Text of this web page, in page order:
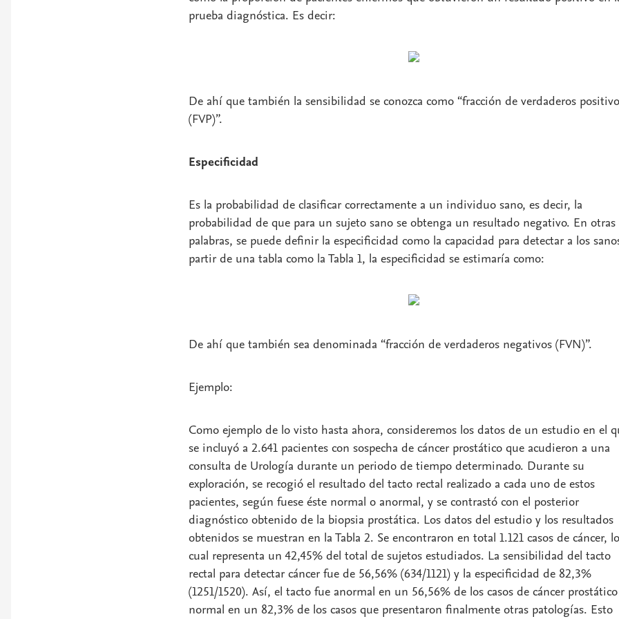
prueba diagnóstica. Es decir:
De ahí que también la sensibilidad se conozca como “fracción de verdaderos
(FVP)”.
Especificidad
Es la probabilidad de clasificar correctamente a un individuo sano, es decir, la
probabilidad de que para un sujeto sano se obtenga un resultado negativo. En otras
palabras, se puede definir la especificidad como la capacidad para detectar a los
partir de una tabla como la Tabla 1, la especificidad se estimaría como:
De ahí que también sea denominada “fracción de verdaderos negativos (FVN)”.
Ejemplo:
Como ejemplo de lo visto hasta ahora, consideremos los datos de un estudio en el
se incluyó a 2.641 pacientes con sospecha de cáncer prostático que acudieron a una
consulta de Urología durante un periodo de tiempo determinado. Durante su
exploración, se recogió el resultado del tacto rectal realizado a cada uno de estos
pacientes, según fuese éste normal o anormal, y se contrastó con el posterior
diagnóstico obtenido de la biopsia prostática. Los datos del estudio y los resultados
obtenidos se muestran en la Tabla 2. Se encontraron en total 1.121 casos de cáncer, lo
cual representa un 42,45% del total de sujetos estudiados. La sensibilidad del tacto
rectal para detectar cáncer fue de 56,56% (634/1121) y la especificidad de 82,3%
(1251/1520). Así, el tacto fue anormal en un 56,56% de los casos de cáncer
normal en un 82,3% de los casos que presentaron finalmente otras patologías. Esto